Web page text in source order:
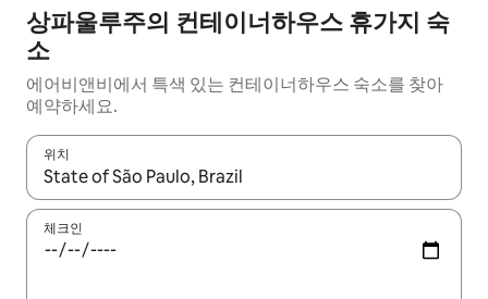
상파울루주의 컨테이너하우스 휴가지 숙
소
에어비앤비에서 특색 있는 컨테이너하우스 숙소를 찾아
예약하세요.
위치
결과가 나오면 위·아래 화살표 키를 사용하거나 터치 또는 스와이
체크인